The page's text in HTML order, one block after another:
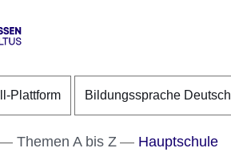
zum Kopf der Seite
zum Inhalt
zum Fuß der Seite
Plattform Bildungssprache Deutsch
Themen A bis Z Hauptschule